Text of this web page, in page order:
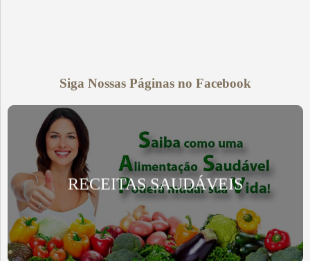
Siga Nossas Páginas no Facebook
RECEITAS SAUDÁVEIS